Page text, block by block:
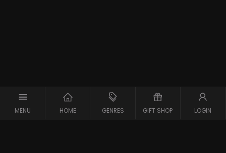
MENU HOME GENRES GIFT SHOP LOGIN